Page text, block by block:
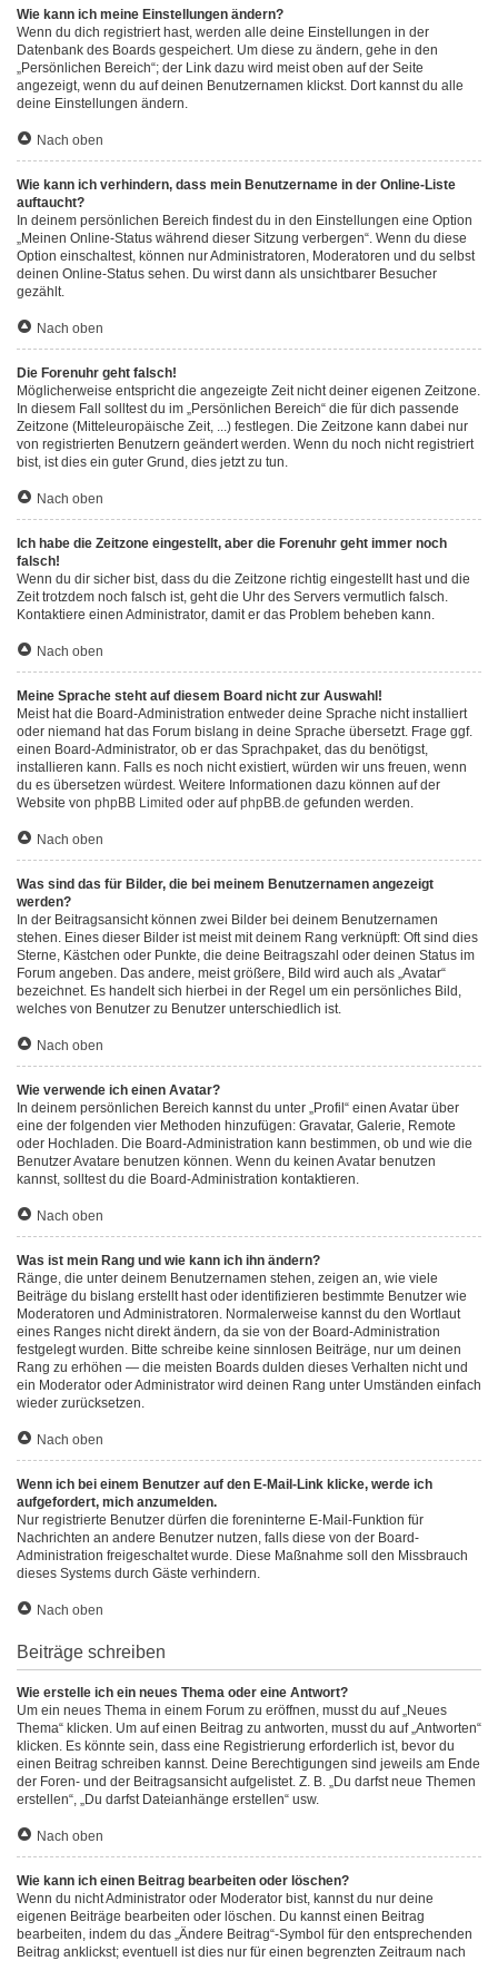
Wie kann ich meine Einstellungen ändern?
Wenn du dich registriert hast, werden alle deine Einstellungen in der
Datenbank des Boards gespeichert. Um diese zu ändern, gehe in den
„Persönlichen Bereich“; der Link dazu wird meist oben auf der Seite
angezeigt, wenn du auf deinen Benutzernamen klickst. Dort kannst du alle
deine Einstellungen ändern.
Nach oben
Wie kann ich verhindern, dass mein Benutzername in der Online-Liste
auftaucht?
In deinem persönlichen Bereich findest du in den Einstellungen eine Option
„Meinen Online-Status während dieser Sitzung verbergen“. Wenn du diese
Option einschaltest, können nur Administratoren, Moderatoren und du selbst
deinen Online-Status sehen. Du wirst dann als unsichtbarer Besucher
gezählt.
Nach oben
Die Forenuhr geht falsch!
Möglicherweise entspricht die angezeigte Zeit nicht deiner eigenen Zeitzone.
In diesem Fall solltest du im „Persönlichen Bereich“ die für dich passende
Zeitzone (Mitteleuropäische Zeit, ...) festlegen. Die Zeitzone kann dabei nur
von registrierten Benutzern geändert werden. Wenn du noch nicht registriert
bist, ist dies ein guter Grund, dies jetzt zu tun.
Nach oben
Ich habe die Zeitzone eingestellt, aber die Forenuhr geht immer noch
falsch!
Wenn du dir sicher bist, dass du die Zeitzone richtig eingestellt hast und die
Zeit trotzdem noch falsch ist, geht die Uhr des Servers vermutlich falsch.
Kontaktiere einen Administrator, damit er das Problem beheben kann.
Nach oben
Meine Sprache steht auf diesem Board nicht zur Auswahl!
Meist hat die Board-Administration entweder deine Sprache nicht installiert
oder niemand hat das Forum bislang in deine Sprache übersetzt. Frage ggf.
einen Board-Administrator, ob er das Sprachpaket, das du benötigst,
installieren kann. Falls es noch nicht existiert, würden wir uns freuen, wenn
du es übersetzen würdest. Weitere Informationen dazu können auf der
Website von phpBB Limited oder aufphpBB.de gefunden werden.
Nach oben
Was sind das für Bilder, die bei meinem Benutzernamen angezeigt
werden?
In der Beitragsansicht können zwei Bilder bei deinem Benutzernamen
stehen. Eines dieser Bilder ist meist mit deinem Rang verknüpft: Oft sind dies
Sterne, Kästchen oder Punkte, die deine Beitragszahl oder deinen Status im
Forum angeben. Das andere, meist größere, Bild wird auch als „Avatar“
bezeichnet. Es handelt sich hierbei in der Regel um ein persönliches Bild,
welches von Benutzer zu Benutzer unterschiedlich ist.
Nach oben
Wie verwende ich einen Avatar?
In deinem persönlichen Bereich kannst du unter „Profil“ einen Avatar über
eine der folgenden vier Methoden hinzufügen: Gravatar, Galerie, Remote
oder Hochladen. Die Board-Administration kann bestimmen, ob und wie die
Benutzer Avatare benutzen können. Wenn du keinen Avatar benutzen
kannst, solltest du die Board-Administration kontaktieren.
Nach oben
Was ist mein Rang und wie kann ich ihn ändern?
Ränge, die unter deinem Benutzernamen stehen, zeigen an, wie viele
Beiträge du bislang erstellt hast oder identifizieren bestimmte Benutzer wie
Moderatoren und Administratoren. Normalerweise kannst du den Wortlaut
eines Ranges nicht direkt ändern, da sie von der Board-Administration
festgelegt wurden. Bitte schreibe keine sinnlosen Beiträge, nur um deinen
Rang zu erhöhen — die meisten Boards dulden dieses Verhalten nicht und
ein Moderator oder Administrator wird deinen Rang unter Umständen einfach
wieder zurücksetzen.
Nach oben
Wenn ich bei einem Benutzer auf den E-Mail-Link klicke, werde ich
aufgefordert, mich anzumelden.
Nur registrierte Benutzer dürfen die foreninterne E-Mail-Funktion für
Nachrichten an andere Benutzer nutzen, falls diese von der Board-
Administration freigeschaltet wurde. Diese Maßnahme soll den Missbrauch
dieses Systems durch Gäste verhindern.
Nach oben
Beiträge schreiben
Wie erstelle ich ein neues Thema oder eine Antwort?
Um ein neues Thema in einem Forum zu eröffnen, musst du auf „Neues
Thema“ klicken. Um auf einen Beitrag zu antworten, musst du auf „Antworten“
klicken. Es könnte sein, dass eine Registrierung erforderlich ist, bevor du
einen Beitrag schreiben kannst. Deine Berechtigungen sind jeweils am Ende
der Foren- und der Beitragsansicht aufgelistet. Z. B. „Du darfst neue Themen
erstellen“, „Du darfst Dateianhänge erstellen“ usw.
Nach oben
Wie kann ich einen Beitrag bearbeiten oder löschen?
Wenn du nicht Administrator oder Moderator bist, kannst du nur deine
eigenen Beiträge bearbeiten oder löschen. Du kannst einen Beitrag
bearbeiten, indem du das „Ändere Beitrag“-Symbol für den entsprechenden
Beitrag anklickst; eventuell ist dies nur für einen begrenzten Zeitraum nach